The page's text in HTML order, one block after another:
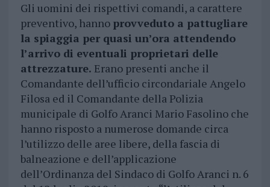
Gli uomini dei rispettivi comandi, a carattere
preventivo, hanno provveduto a pattugliare
la spiaggia per quasi un’ora attendendo
l’arrivo di eventuali proprietari delle
attrezzature. Erano presenti anche il
Comandante dell’ufficio circondariale Angelo
Filosa ed il Comandante della Polizia
municipale di Golfo Aranci Mario Fasolino che
hanno risposto a numerose domande circa
l’utilizzo delle aree libere, della fascia di
balneazione e dell’applicazione
dell’Ordinanza del Sindaco di Golfo Aranci n. 6